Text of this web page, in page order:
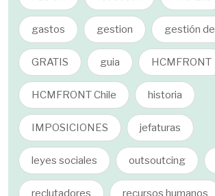
gastos gestion gestión
GRATIS guia HCMFRONT
HCMFRONT Chile historia
IMPOSICIONES jefaturas
leyes sociales outsoutcing
reclutadores recursos humanos